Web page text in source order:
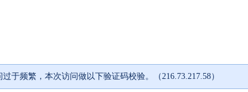
过于频繁，本次访问做以下验证码校验。（216.73.217.58）